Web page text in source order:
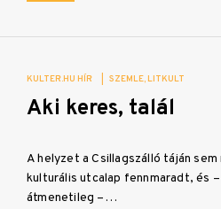
KULTER.HU HÍR SZEMLE LITKULT
Aki keres, talál
A helyzet a Csillagszálló táján
kulturális utcalap fennmaradt, és
átmenetileg –…